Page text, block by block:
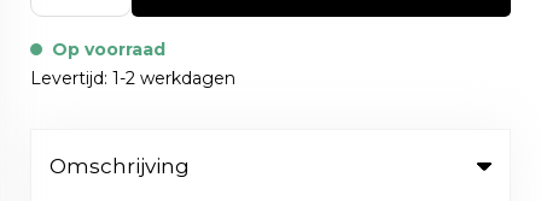
Op voorraad
Levertijd: 1-2 werkdagen
Omschrijving